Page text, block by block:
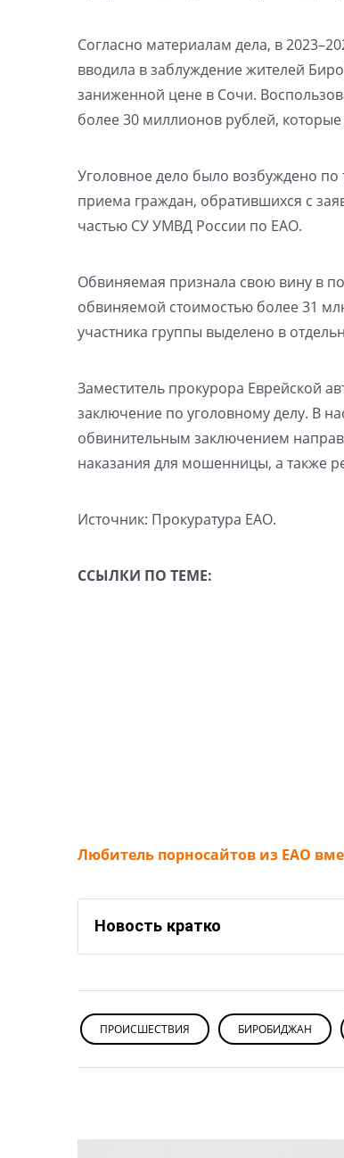
Согласно материалам дела, в
вводила в заблуждение жителей
заниженной цене в Сочи.
более 30 миллионов рублей,
Уголовное дело было возбуждено
приема граждан, обратившихся с
частью СУ УМВД России по ЕАО.
Обвиняемая признала свою вину в
обвиняемой стоимостью более 31
участника группы выделено в
Заместитель прокурора Еврейской
заключение по уголовному делу. В
обвинительным заключением
наказания для мошенницы, а также
Источник: Прокуратура ЕАО.
ССЫЛКИ ПО ТЕМЕ:
Любитель порносайтов из ЕАО
Новость кратко
ПРОИСШЕСТВИЯ БИРОБИДЖАН